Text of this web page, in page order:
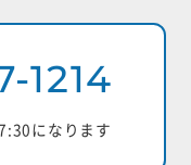
1214
になります